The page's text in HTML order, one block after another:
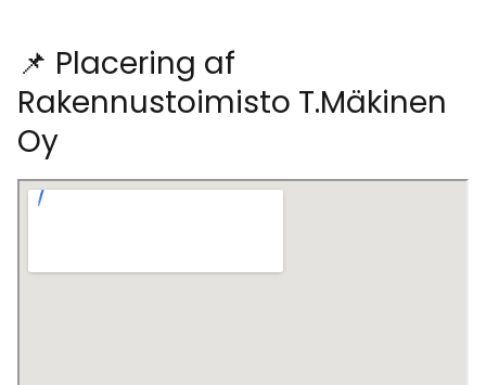
📌 Placering af
Rakennustoimisto T.Mäkinen
Oy